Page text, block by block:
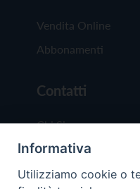
Vendita Online
Abbonamenti
Contatti
Chi Siamo
Redazione
Scrivici
Informativa
Utilizziamo cookie o